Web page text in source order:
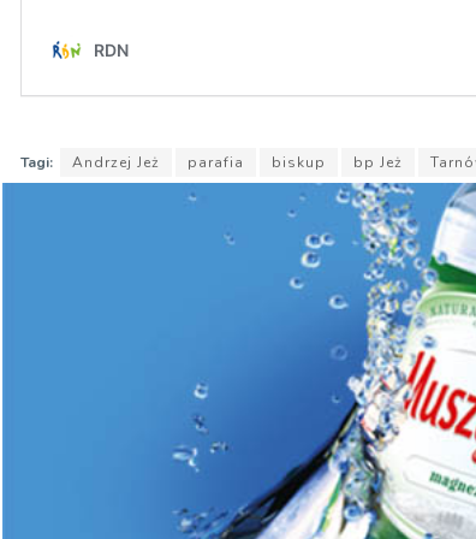
Tagi: Andrzej Jeż parafia biskup bp Jeż